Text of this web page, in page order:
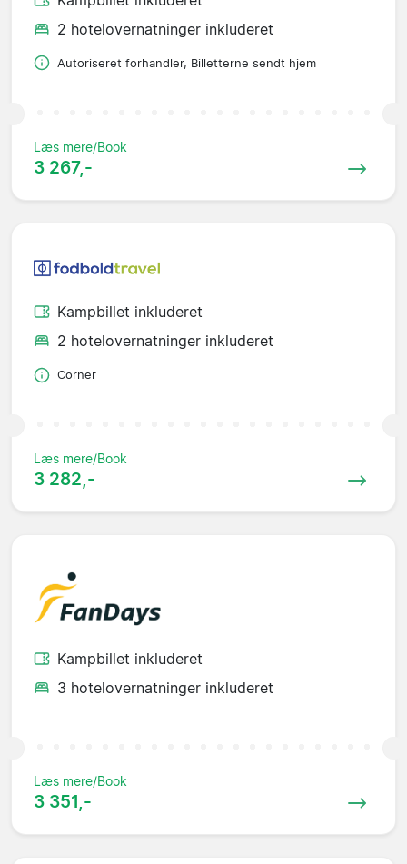
2 hotelovernatninger inkluderet
Autoriseret forhandler, Billetterne sendt hjem
Læs mere/Book
3 267,-
Kampbillet inkluderet
2 hotelovernatninger inkluderet
Corner
Læs mere/Book
3 282,-
Kampbillet inkluderet
3 hotelovernatninger inkluderet
Læs mere/Book
3 351,-